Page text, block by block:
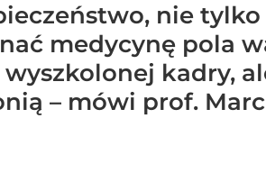
nie
medycynę pola
kadry,
– mówi prof.